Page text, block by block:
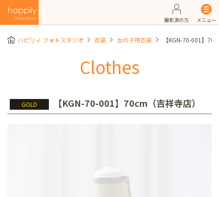
撮影済の方 メニュー
ハピリィ フォトスタジオ 衣装 女の子用衣装 【KGN-70-001】
Clothes
GOLD 【KGN-70-001】70cm（吉祥寺店）